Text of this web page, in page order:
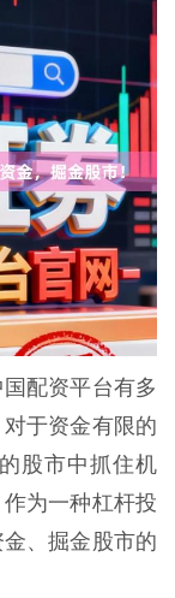
配资平台有多
于资金有限的
股市中抓住机
为一种杠杆投
、掘金股市的